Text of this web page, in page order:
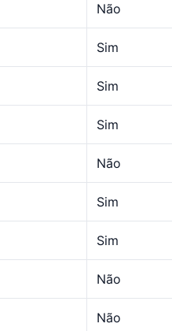
Não
Sim
Sim
Sim
Não
Sim
Sim
Não
Não